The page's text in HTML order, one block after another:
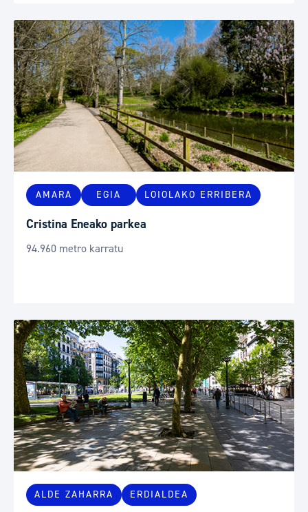
AMARA EGIA LOIOLAKO ERRIBERA
Cristina Eneako parkea
94.960 metro karratu
ALDE ZAHARRA ERDIALDEA